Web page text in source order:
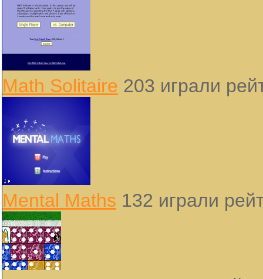
Math Solitaire 203 играли
Mental Maths 132 играли